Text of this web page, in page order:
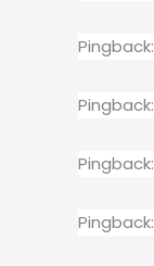
Pingback:
Pingback:
Pingback:
Pingback: